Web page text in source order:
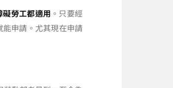
勞工都適用 。只要經
能申請。尤其現在申請